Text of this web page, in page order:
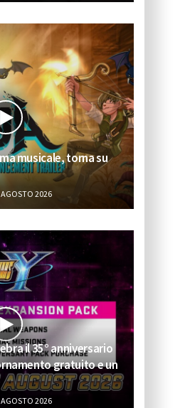
musicale, torna su
AGOSTO 2026
il 35° anniversario
gratuito e un
AGOSTO 2026